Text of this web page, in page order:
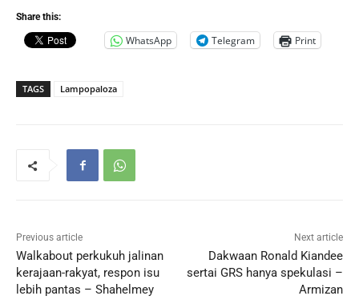
Share this:
WhatsApp Telegram Print
TAGS Lampopaloza
Previous article
Walkabout perkukuh jalinan
kerajaan-rakyat, respon isu
lebih pantas – Shahelmey
Next article
Dakwaan Ronald Kiandee
sertai GRS hanya spekulasi –
Armizan